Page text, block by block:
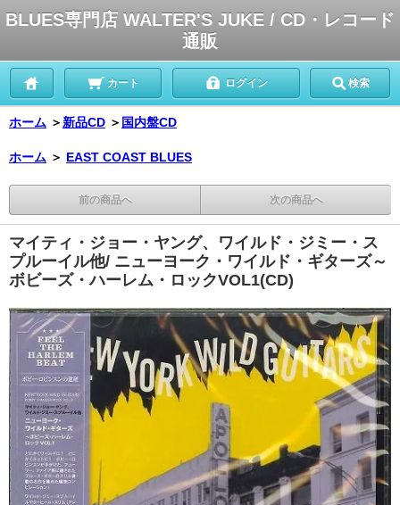
BLUES専門店 WALTER'S JUKE / CD・レコード
通販
カート ログイン 検索
ホーム ＞ 新品CD ＞ 国内盤CD
ホーム ＞ EAST COAST BLUES
前の商品へ 次の商品へ
マイティ・ジョー・ヤング、ワイルド・ジミー・ス
プルーイル他/ ニューヨーク・ワイルド・ギターズ～
ボビーズ・ハーレム・ロックVOL1(CD)